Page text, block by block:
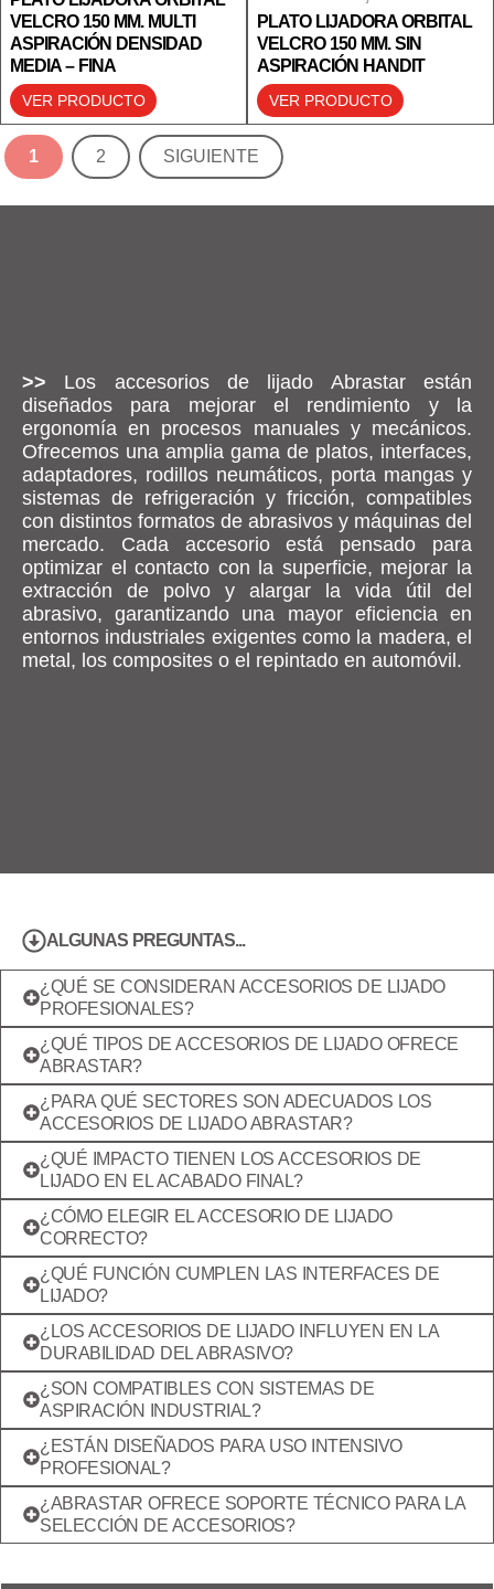
VELCRO 150 MM. MULTI
ASPIRACIÓN DENSIDAD
MEDIA – FINA
VER PRODUCTO
PLATO LIJADORA ORBITAL
VELCRO 150 MM. SIN
ASPIRACIÓN HANDIT
VER PRODUCTO
1 2 SIGUIENTE
>> Los accesorios de lijado Abrastar están
diseñados para mejorar el rendimiento y la
ergonomía en procesos manuales y mecánicos.
Ofrecemos una amplia gama de platos, interfaces,
adaptadores, rodillos neumáticos, porta mangas y
sistemas de refrigeración y fricción, compatibles
con distintos formatos de abrasivos y máquinas del
mercado. Cada accesorio está pensado para
optimizar el contacto con la superficie, mejorar la
extracción de polvo y alargar la vida útil del
abrasivo, garantizando una mayor eficiencia en
entornos industriales exigentes como la madera, el
metal, los composites o el repintado en automóvil.
ALGUNAS PREGUNTAS...
¿QUÉ SE CONSIDERAN ACCESORIOS DE LIJADO
PROFESIONALES?
¿QUÉ TIPOS DE ACCESORIOS DE LIJADO OFRECE
ABRASTAR?
¿PARA QUÉ SECTORES SON ADECUADOS LOS
ACCESORIOS DE LIJADO ABRASTAR?
¿QUÉ IMPACTO TIENEN LOS ACCESORIOS DE
LIJADO EN EL ACABADO FINAL?
¿CÓMO ELEGIR EL ACCESORIO DE LIJADO
CORRECTO?
¿QUÉ FUNCIÓN CUMPLEN LAS INTERFACES DE
LIJADO?
¿LOS ACCESORIOS DE LIJADO INFLUYEN EN LA
DURABILIDAD DEL ABRASIVO?
¿SON COMPATIBLES CON SISTEMAS DE
ASPIRACIÓN INDUSTRIAL?
¿ESTÁN DISEÑADOS PARA USO INTENSIVO
PROFESIONAL?
¿ABRASTAR OFRECE SOPORTE TÉCNICO PARA LA
SELECCIÓN DE ACCESORIOS?